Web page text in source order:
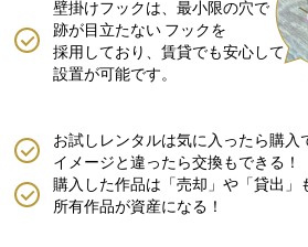
壁掛けフックは、最小限の穴で
跡が目立たない フックを
採用しており、賃貸でも安心して
設置が可能です。
購入した作品は「売却」や「貸出」
所有作品が資産になる！
お試しレンタルは気に入ったら購入
イメージと違ったら交換もできる！